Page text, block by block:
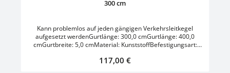
300 cm
Kann problemlos auf jeden gängigen Verkehrsleitkegel
aufgesetzt werdenGurtlänge: 300,0 cmGurtlänge: 400,0
cmGurtbreite: 5,0 cmMaterial: KunststoffBefestigungsart:
AußenbereichVerbindungselement: GurtFarbe: OrangeFarbe
Regulärer Preis:
117,00 €